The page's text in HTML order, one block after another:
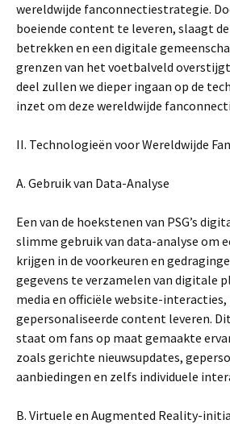
wereldwijde fanconnectiestrategie.
boeiende content te leveren, slaagt
betrekken en een digitale
grenzen van het voetbalveld
deel zullen we dieper ingaan op de
inzet om deze wereldwijde
II. Technologieën voor Wereldwijde
A. Gebruik van Data-Analyse
Een van de hoekstenen van PSG’s
slimme gebruik van data-analyse om
krijgen in de voorkeuren en
gegevens te verzamelen van digitale
media en officiële website-interacties,
gepersonaliseerde content leveren.
staat om fans op maat gemaakte
zoals gerichte nieuwsupdates,
aanbiedingen en zelfs individuele
B. Virtuele en Augmented Reality-